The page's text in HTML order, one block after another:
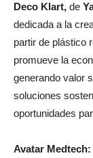
Deco Klart, de
dedicada a la
partir de plástico
promueve la
generando valor
soluciones
oportunidades
Avatar Medtech: